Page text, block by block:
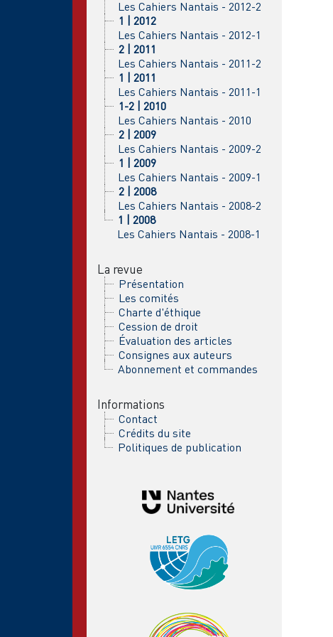
Les Cahiers Nantais - 2012-2
1 | 2012
Les Cahiers Nantais - 2012-1
2 | 2011
Les Cahiers Nantais - 2011-2
1 | 2011
Les Cahiers Nantais - 2011-1
1-2 | 2010
Les Cahiers Nantais - 2010
2 | 2009
Les Cahiers Nantais - 2009-2
1 | 2009
Les Cahiers Nantais - 2009-1
2 | 2008
Les Cahiers Nantais - 2008-2
1 | 2008
Les Cahiers Nantais - 2008-1
La revue
Présentation
Les comités
Charte d'éthique
Cession de droit
Évaluation des articles
Consignes aux auteurs
Abonnement et commandes
Informations
Contact
Crédits du site
Politiques de publication